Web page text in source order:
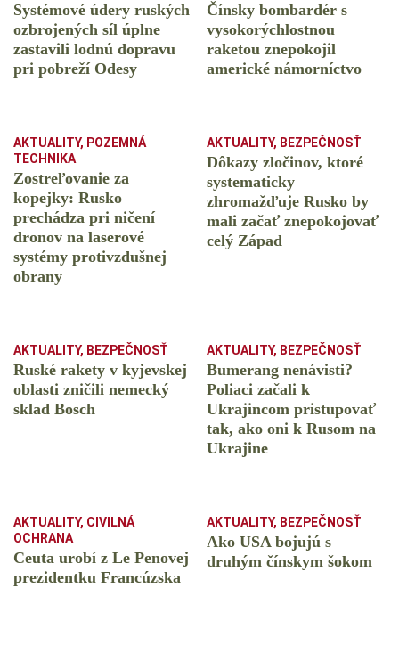
Systémové údery ruských
ozbrojených síl úplne
zastavili lodnú dopravu
pri pobreží Odesy
Čínsky bombardér s
vysokorýchlostnou
raketou znepokojil
americké námorníctvo
AKTUALITY, POZEMNÁ
TECHNIKA
Zostreľovanie za
kopejky: Rusko
prechádza pri ničení
dronov na laserové
systémy protivzdušnej
obrany
AKTUALITY, BEZPEČNOSŤ
Dôkazy zločinov, ktoré
systematicky
zhromažďuje Rusko by
mali začať znepokojovať
celý Západ
AKTUALITY, BEZPEČNOSŤ
Ruské rakety v kyjevskej
oblasti zničili nemecký
sklad Bosch
AKTUALITY, BEZPEČNOSŤ
Bumerang nenávisti?
Poliaci začali k
Ukrajincom pristupovať
tak, ako oni k Rusom na
Ukrajine
AKTUALITY, CIVILNÁ
OCHRANA
Ceuta urobí z Le Penovej
prezidentku Francúzska
AKTUALITY, BEZPEČNOSŤ
Ako USA bojujú s
druhým čínskym šokom